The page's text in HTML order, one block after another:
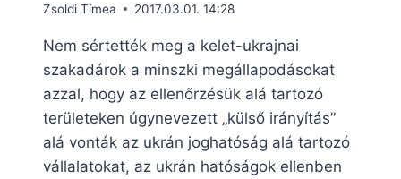
Zsoldi Tímea 2017.03.01. 14:28
Nem sértették meg a kelet-ukrajnai
szakadárok a minszki megállapodásokat
azzal, hogy az ellenőrzésük alá tartozó
területeken úgynevezett „külső irányítás”
alá vonták az ukrán joghatóság alá tartozó
vállalatokat, az ukrán hatóságok ellenben